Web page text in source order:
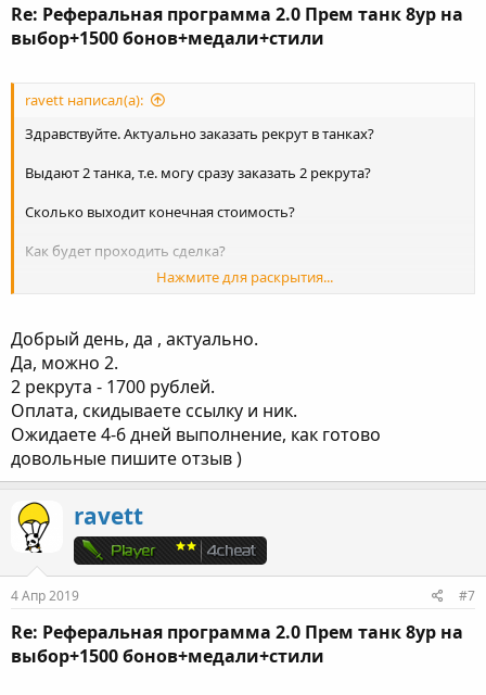
Re: Реферальная программа 2.0 Прем танк 8ур на
выбор+1500 бонов+медали+стили
ravett написал(а):
Здравствуйте. Актуально заказать рекрут в танках?
Выдают 2 танка, т.е. могу сразу заказать 2 рекрута?
Сколько выходит конечная стоимость?
Как будет проходить сделка?
Странно, почему то в личном кабинете пишет, что 1
Нажмите для раскрытия...
Добрый день, да , актуально.
Да, можно 2.
2 рекрута - 1700 рублей.
Оплата, скидываете ссылку и ник.
Ожидаете 4-6 дней выполнение, как готово
довольные пишите отзыв )
ravett
4 Апр 2019 #7
Re: Реферальная программа 2.0 Прем танк 8ур на
выбор+1500 бонов+медали+стили